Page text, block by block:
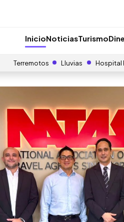
InicioNoticiasTurismo
Terremotos Lluvias Hospital